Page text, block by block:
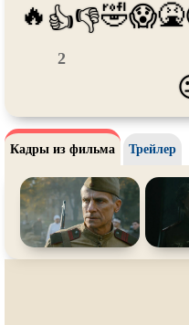
Режиссёрская версия
Сверхспособности
Сцены собнажённой
Чёрная комедия
В ожидании
CAMRip
🔥 👍
2
👎🤣😱🤮
Кадры из фильма Трейлер